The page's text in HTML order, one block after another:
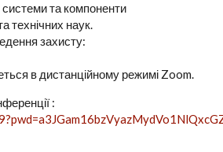
системи та компоненти
технічних наук.
захисту:
в дистанційному режимі Zoom.
: